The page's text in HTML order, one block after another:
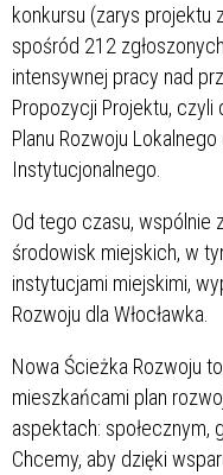
konkursu (zarys projektu
spośród 212
intensywnej pracy nad
Propozycji Projektu,
Planu Rozwoju
Instytucjonalnego.
Od tego czasu, wspólnie
środowisk miejskich, w
instytucjami miejskimi,
Rozwoju dla Włocławka.
Nowa Ścieżka Rozwoju
mieszkańcami plan
aspektach: społecznym,
Chcemy, aby dzięki